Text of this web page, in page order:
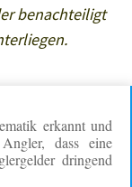
benachteiligt
erkannt und
dass eine
dringend